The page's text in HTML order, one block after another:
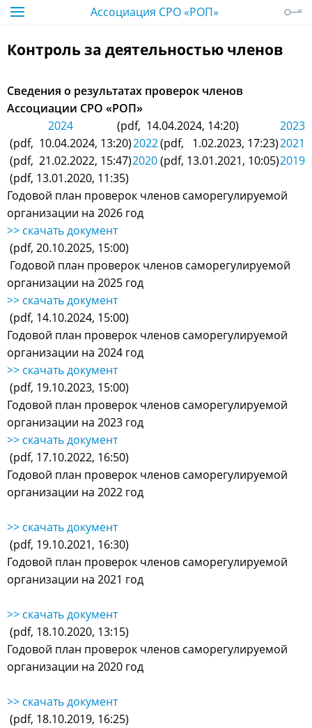
Ассоциация СРО «РОП»
Контроль за деятельностью членов
Сведения о результатах проверок членов
Ассоциации СРО «РОП»
2024
(pdf, 14.04.2024, 14:20)
2023
(pdf, 10.04.2024, 13:20)2022(pdf, 1.02.2023, 17:23)2021
(pdf, 21.02.2022, 15:47)2020(pdf, 13.01.2021, 10:05)2019
(pdf, 13.01.2020, 11:35)
Годовой план проверок членов саморегулируемой
организации на 2026 год
>> скачать документ
(pdf, 20.10.2025, 15:00)
Годовой план проверок членов саморегулируемой
организации на 2025 год
>> скачать документ
(pdf, 14.10.2024, 15:00)
Годовой план проверок членов саморегулируемой
организации на 2024 год
>> скачать документ
(pdf, 19.10.2023, 15:00)
Годовой план проверок членов саморегулируемой
организации на 2023 год
>> скачать документ
(pdf, 17.10.2022, 16:50)
Годовой план проверок членов саморегулируемой
организации на 2022 год
>> скачать документ
(pdf, 19.10.2021, 16:30)
Годовой план проверок членов саморегулируемой
организации на 2021 год
>> скачать документ
(pdf, 18.10.2020, 13:15)
Годовой план проверок членов саморегулируемой
организации на 2020 год
>> скачать документ
(pdf, 18.10.2019, 16:25)